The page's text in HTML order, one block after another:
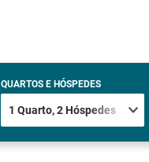
QUARTOS E HÓSPEDES